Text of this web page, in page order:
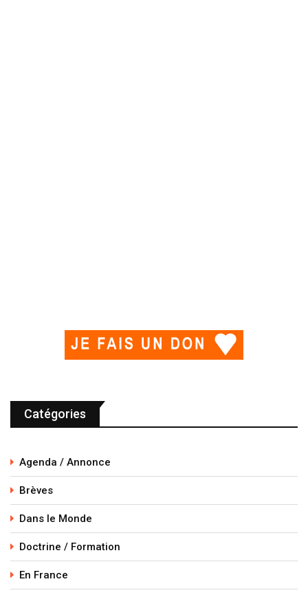
Catégories
Agenda / Annonce
Brèves
Dans le Monde
Doctrine / Formation
En France